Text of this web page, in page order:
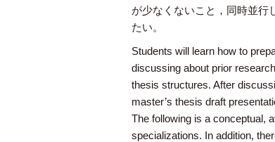
が少なくないこと，同時並行
たい。
Students will learn how to
discussing about prior
thesis structures. After
master’s thesis draft
The following is a conceptual,
specializations. In addition,